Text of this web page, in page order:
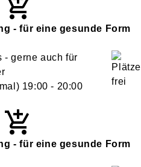
- für eine gesunde Form
- gerne auch für
19:00 - 20:00
- für eine gesunde Form